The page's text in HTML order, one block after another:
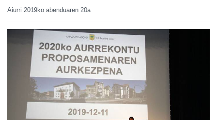
Aiurri 2019ko abenduaren 20a